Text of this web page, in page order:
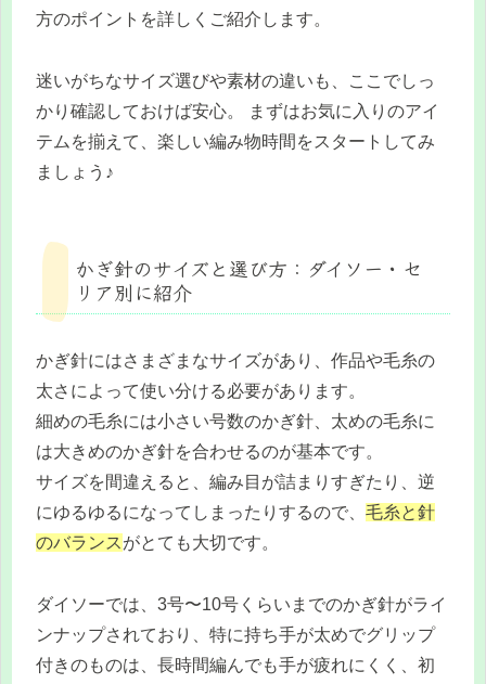
方のポイントを詳しくご紹介します。
迷いがちなサイズ選びや素材の違いも、ここでしっ
かり確認しておけば安心。 まずはお気に入りのアイ
テムを揃えて、楽しい編み物時間をスタートしてみ
ましょう♪
かぎ針のサイズと選び方：ダイソー・セ
リア別に紹介
かぎ針にはさまざまなサイズがあり、作品や毛糸の
太さによって使い分ける必要があります。
細めの毛糸には小さい号数のかぎ針、太めの毛糸に
は大きめのかぎ針を合わせるのが基本です。
サイズを間違えると、編み目が詰まりすぎたり、逆
にゆるゆるになってしまったりするので、 毛糸と針
のバランス がとても大切です。
ダイソーでは、3号〜10号くらいまでのかぎ針がライ
ンナップされており、特に持ち手が太めでグリップ
付きのものは、長時間編んでも手が疲れにくく、初